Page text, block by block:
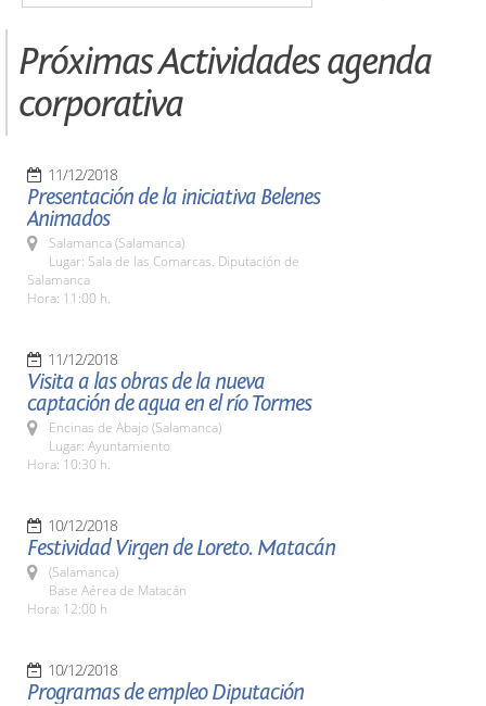
Próximas Actividades agenda
corporativa
11/12/2018
Presentación de la iniciativa Belenes
Animados
Salamanca (Salamanca)
Lugar: Sala de las Comarcas. Diputación de
Salamanca
Hora: 11:00 h.
11/12/2018
Visita a las obras de la nueva
captación de agua en el río Tormes
Encinas de Abajo (Salamanca)
Lugar: Ayuntamiento
Hora: 10:30 h.
10/12/2018
Festividad Virgen de Loreto. Matacán
(Salamanca)
Base Aérea de Matacán
Hora: 12:00 h
10/12/2018
Programas de empleo Diputación